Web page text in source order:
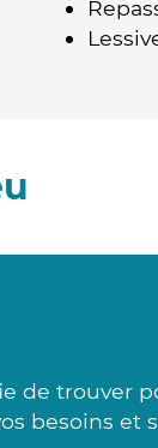
de trouver
besoins et